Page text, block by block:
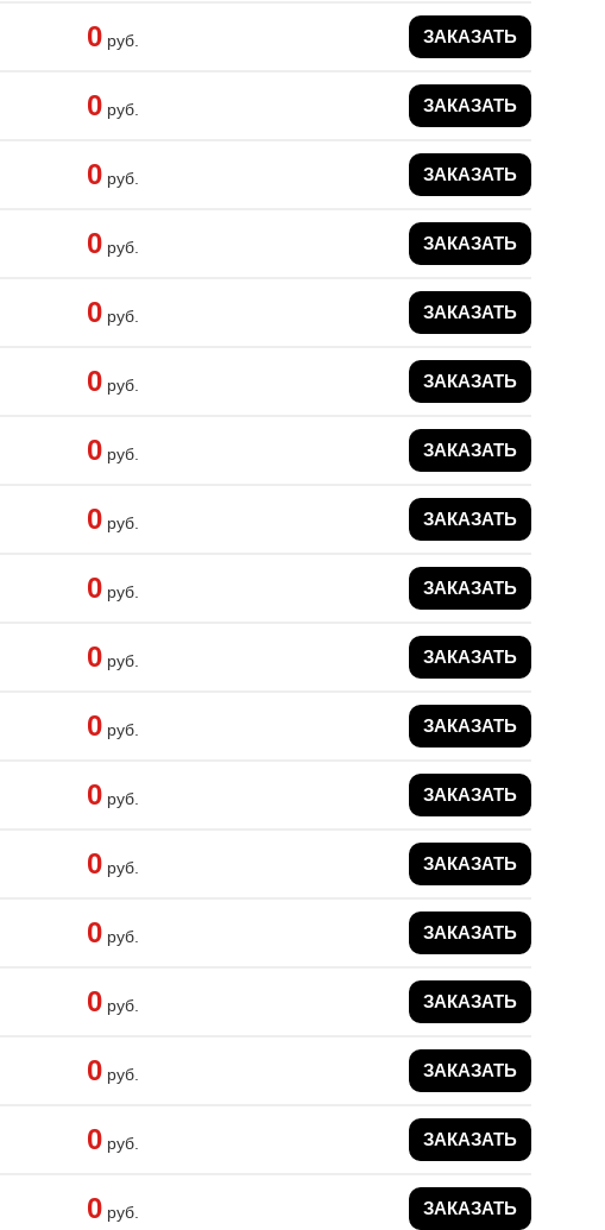
0 руб. ЗАКАЗАТЬ
0 руб. ЗАКАЗАТЬ
0 руб. ЗАКАЗАТЬ
0 руб. ЗАКАЗАТЬ
0 руб. ЗАКАЗАТЬ
0 руб. ЗАКАЗАТЬ
0 руб. ЗАКАЗАТЬ
0 руб. ЗАКАЗАТЬ
0 руб. ЗАКАЗАТЬ
0 руб. ЗАКАЗАТЬ
0 руб. ЗАКАЗАТЬ
0 руб. ЗАКАЗАТЬ
0 руб. ЗАКАЗАТЬ
0 руб. ЗАКАЗАТЬ
0 руб. ЗАКАЗАТЬ
0 руб. ЗАКАЗАТЬ
0 руб. ЗАКАЗАТЬ
0 руб. ЗАКАЗАТЬ